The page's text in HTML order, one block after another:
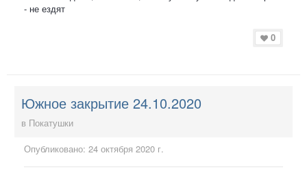
- не ездят
0
Южное закрытие 24.10.2020
в Покатушки
Опубликовано: 24 октября 2020 г.